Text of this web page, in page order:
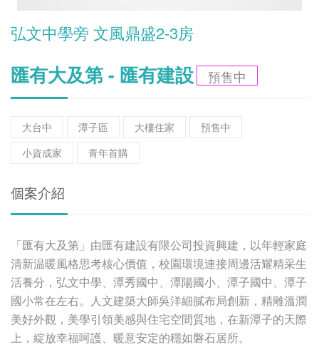
弘文中學旁 文風鼎盛2-3房
匯有大及第 - 匯有建設 預售中
大台中 潭子區 大樓住家
預售中
小資成家
青年首購
個案介紹
「匯有大及第」由匯有建設有限公司投資興建，以年輕家庭
清新温暖風格思考核心價值，校園環境連接周邊活耀精采生
活養分，弘文中學、潭秀國中、潭陽國小、潭子國中、潭子
國小常在左右。人文建築大師吳洋細膩布局創新，精雕溫潤
美好外觀，美學引領美感與住宅空間質地，在新潭子的天際
上，綻放幸福呵護、暖意安定的穩如磐石居所。